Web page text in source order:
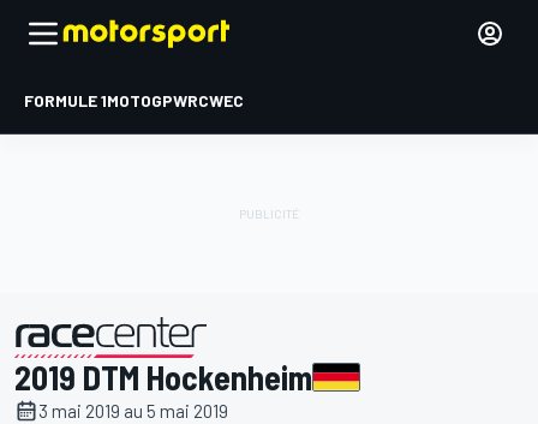
FORMULE 1MOTOGPWRCWEC
présenté par
2019 DTM Hockenheim
3 mai 2019 au 5 mai 2019